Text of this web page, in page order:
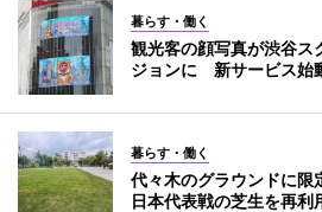
暮らす・働く
観光客の顔写真が渋谷ス
ジョンに 新サービス始
暮らす・働く
代々木のグラウンドに
日本代表戦の芝生を再利